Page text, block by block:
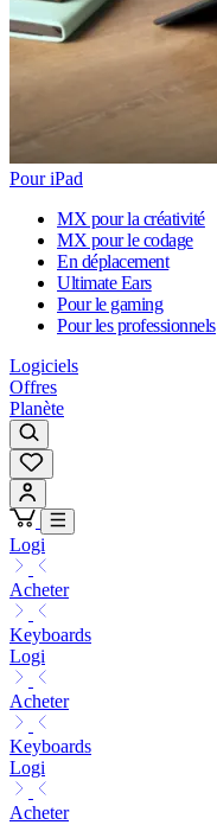
Pour iPad
MX pour la créativité
MX pour le codage
En déplacement
Ultimate Ears
Pour le gaming
Pour les professionnels
Logiciels
Offres
Planète
Logi
Acheter
Keyboards
Logi
Acheter
Keyboards
Logi
Acheter